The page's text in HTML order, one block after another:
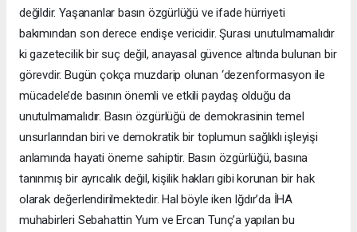
değildir. Yaşananlar basın özgürlüğü ve ifade hürriyeti
bakımından son derece endişe vericidir. Şurası unutulmamalıdır
ki gazetecilik bir suç değil, anayasal güvence altında bulunan bir
görevdir. Bugün çokça muzdarip olunan ‘dezenformasyon ile
mücadele’de basının önemli ve etkili paydaş olduğu da
unutulmamalıdır. Basın özgürlüğü de demokrasinin temel
unsurlarından biri ve demokratik bir toplumun sağlıklı işleyişi
anlamında hayati öneme sahiptir. Basın özgürlüğü, basına
tanınmış bir ayrıcalık değil, kişilik hakları gibi korunan bir hak
olarak değerlendirilmektedir. Hal böyle iken Iğdır’da İHA
muhabirleri Sebahattin Yum ve Ercan Tunç’a yapılan bu